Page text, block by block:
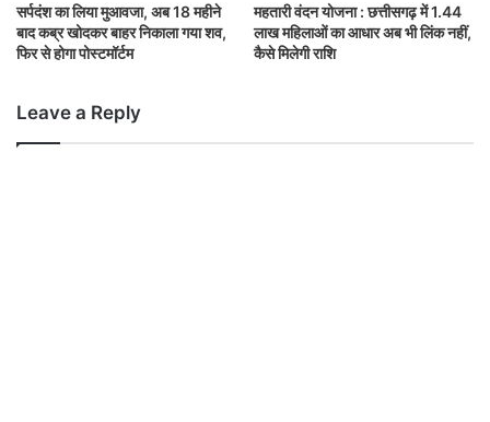
सर्पदंश का लिया मुआवजा, अब 18 महीने
बाद कब्र खोदकर बाहर निकाला गया शव,
फिर से होगा पोस्टमॉर्टम
महतारी वंदन योजना : छत्तीसगढ़ में 1.44
लाख महिलाओं का आधार अब भी लिंक नहीं,
कैसे मिलेगी राशि
Leave a Reply